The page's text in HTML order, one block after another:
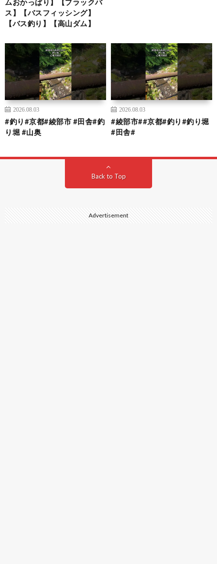
ムおかっぱり】【ブラックバ
ス】【バスフィッシング】
【バス釣り】【高山ダム】
2026.08.03
#釣り#京都#綾部市 #田舎#釣
り堀 #山奥
2026.08.03
#綾部市##京都#釣り#釣り堀
#田舎#
Back to Top
Advertisement